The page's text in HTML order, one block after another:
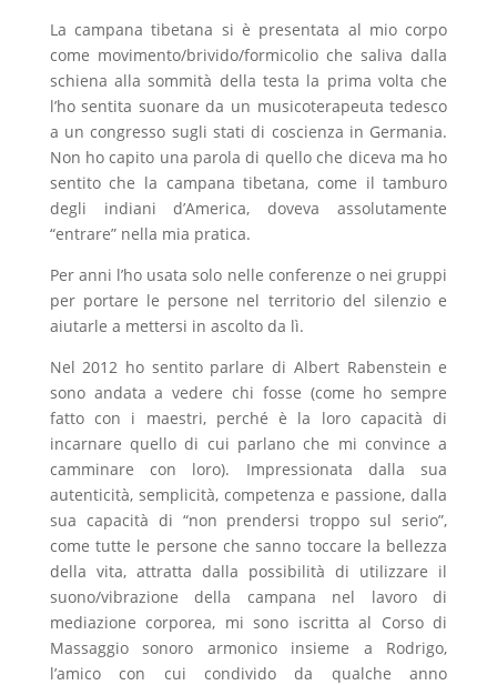
La campana tibetana si è presentata al mio corpo
come movimento/brivido/formicolio che saliva dalla
schiena alla sommità della testa la prima volta che
l’ho sentita suonare da un musicoterapeuta tedesco
a un congresso sugli stati di coscienza in Germania.
Non ho capito una parola di quello che diceva ma ho
sentito che la campana tibetana, come il tamburo
degli indiani d’America, doveva assolutamente
“entrare” nella mia pratica.
Per anni l’ho usata solo nelle conferenze o nei gruppi
per portare le persone nel territorio del silenzio e
aiutarle a mettersi in ascolto da lì.
Nel 2012 ho sentito parlare di Albert Rabenstein e
sono andata a vedere chi fosse (come ho sempre
fatto con i maestri, perché è la loro capacità di
incarnare quello di cui parlano che mi convince a
camminare con loro). Impressionata dalla sua
autenticità, semplicità, competenza e passione, dalla
sua capacità di “non prendersi troppo sul serio”,
come tutte le persone che sanno toccare la bellezza
della vita, attratta dalla possibilità di utilizzare il
suono/vibrazione della campana nel lavoro di
mediazione corporea, mi sono iscritta al Corso di
Massaggio sonoro armonico insieme a Rodrigo,
l’amico con cui condivido da qualche anno